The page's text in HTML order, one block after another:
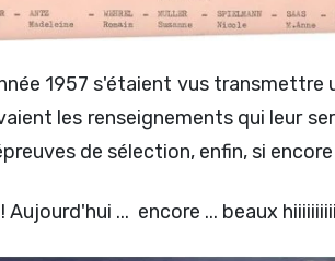
1957 s'étaient vus transmettre
les renseignements qui leur
de sélection, enfin, si
... encore ... beaux